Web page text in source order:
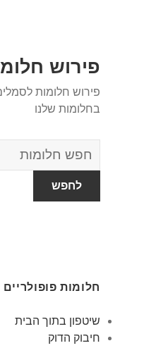
פירוש
פירוש חלומות
בחלומות שלנו
מילון
החלומות
חלומות פופולריים
שיטפון בתוך הבית
חיבוק הדוק